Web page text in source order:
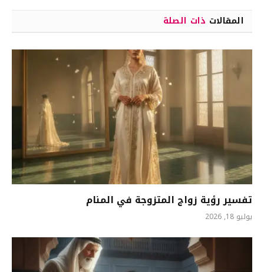
المقالات ذات الصلة
تفسير رؤية زواج المتزوجة في المنام
يوليو 18, 2026